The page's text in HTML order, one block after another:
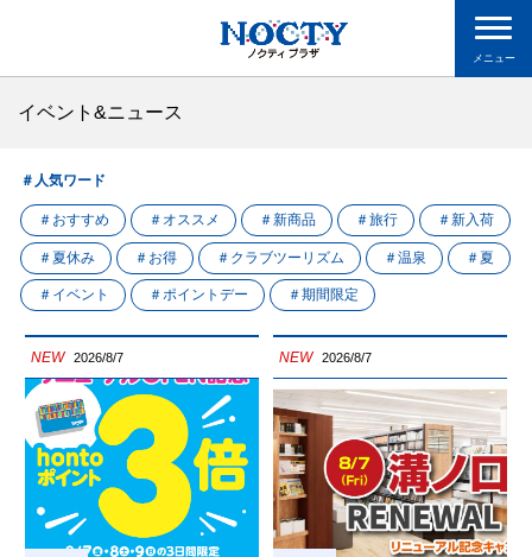
メニュー
イベント&ニュース
＃人気ワード
＃おすすめ ＃オススメ ＃新商品 ＃旅行 ＃新入荷
＃夏休み ＃お得 ＃クラブツーリズム ＃温泉 ＃夏
＃イベント ＃ポイントデー ＃期間限定
NEW 2026/8/7 NEW 2026/8/7